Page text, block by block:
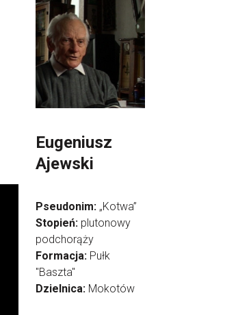
Eugeniusz
Ajewski
Pseudonim: „Kotwa”
Stopień: plutonowy
podchorąży
Formacja: Pułk
"Baszta"
Dzielnica: Mokotów